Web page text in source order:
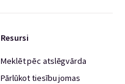
Resursi
Meklēt pēc atslēgvārda
Pārlūkot tiesību jomas